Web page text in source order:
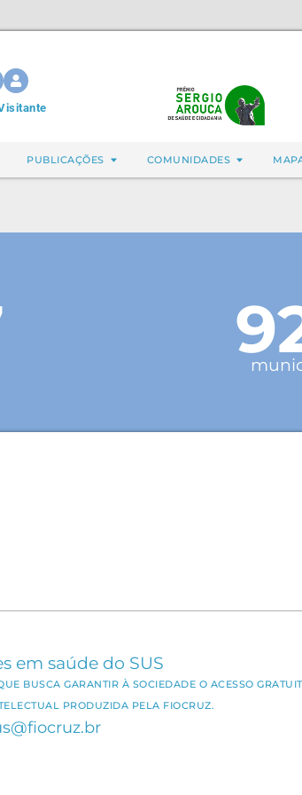
PUBLICAÇÕES COMUNIDADES
em saúde do SUS
BUSCA GARANTIR À SOCIEDADE O ACESSO
PRODUZIDA PELA FIOCRUZ.